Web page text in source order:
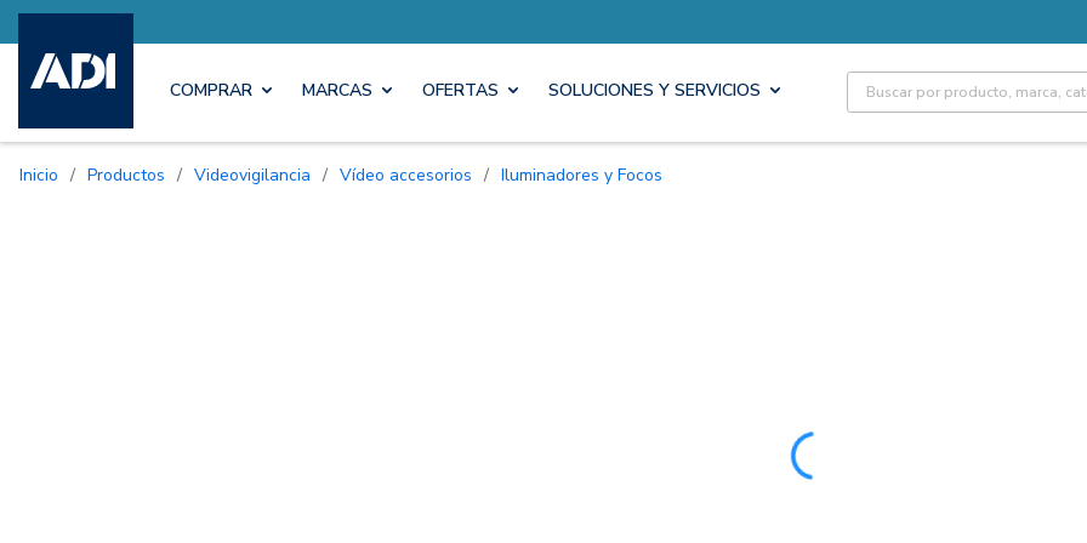
COMPRAR MARCAS OFERTAS SOLUCIONES Y SERVICIOS Site Search
Inicio / Productos / Videovigilancia / Vídeo accesorios / Iluminadores y Focos